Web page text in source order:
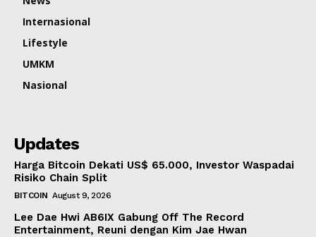
Internasional
Lifestyle
UMKM
Nasional
Updates
Harga Bitcoin Dekati US$ 65.000, Investor Waspadai
Risiko Chain Split
BITCOIN August 9, 2026
Lee Dae Hwi AB6IX Gabung Off The Record
Entertainment, Reuni dengan Kim Jae Hwan